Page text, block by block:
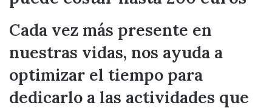
Cada vez más presente en
nuestras vidas, nos ayuda a
optimizar el tiempo para
dedicarlo a las actividades que